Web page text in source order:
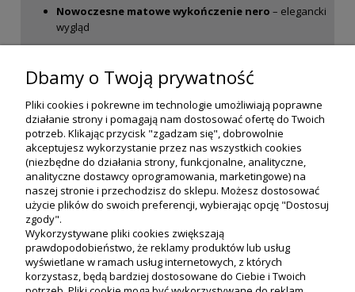
Nowoczesne matowe wykończenie nero – elegancki
wygląd
użytkowania
Dbamy o Twoją prywatność
Pliki cookies i pokrewne im technologie umożliwiają poprawne
działanie strony i pomagają nam dostosować ofertę do Twoich
potrzeb. Klikając przycisk "zgadzam się", dobrowolnie
akceptujesz wykorzystanie przez nas wszystkich cookies
(niezbędne do działania strony, funkcjonalne, analityczne,
analityczne dostawcy oprogramowania, marketingowe) na
naszej stronie i przechodzisz do sklepu. Możesz dostosować
użycie plików do swoich preferencji, wybierając opcję "Dostosuj
zgody".
Wykorzystywane pliki cookies zwiększają
prawdopodobieństwo, że reklamy produktów lub usług
wyświetlane w ramach usług internetowych, z których
korzystasz, będą bardziej dostosowane do Ciebie i Twoich